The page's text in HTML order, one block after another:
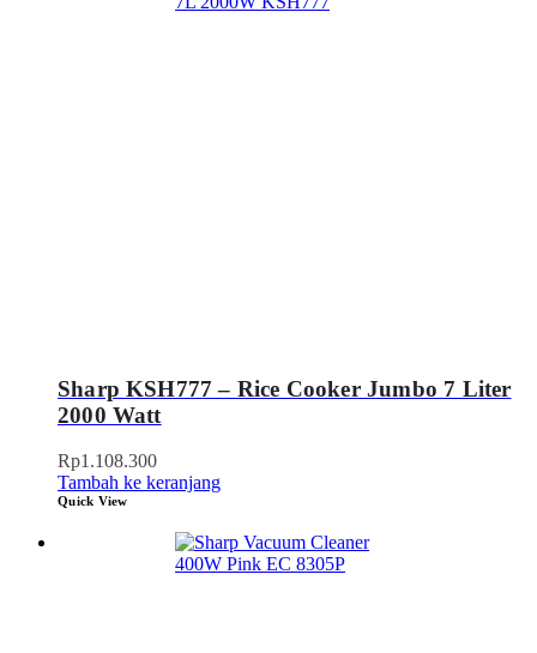
Sharp KSH777 – Rice Cooker Jumbo 7 Liter
2000 Watt
Rp1.108.300
Tambah ke keranjang
Quick View